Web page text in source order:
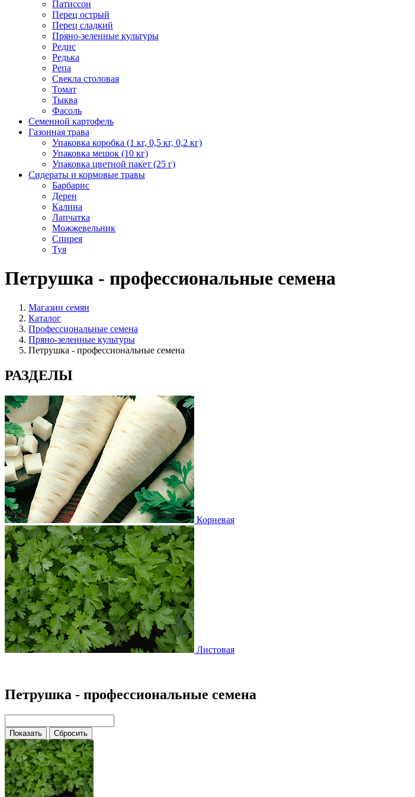
Патиссон
Перец острый
Перец сладкий
Пряно-зеленные культуры
Редис
Редька
Репа
Свекла столовая
Томат
Тыква
Фасоль
Семенной картофель
Газонная трава
Упаковка коробка (1 кг, 0,5 кг, 0,2 кг)
Упаковка мешок (10 кг)
Упаковка цветной пакет (25 г)
Сидераты и кормовые травы
Барбарис
Дерен
Калина
Лапчатка
Можжевельник
Спирея
Туя
Петрушка - профессиональные семена
Магазин семян
Каталог
Профессиональные семена
Пряно-зеленные культуры
Петрушка - профессиональные семена
РАЗДЕЛЫ
Корневая
Листовая
Петрушка - профессиональные семена